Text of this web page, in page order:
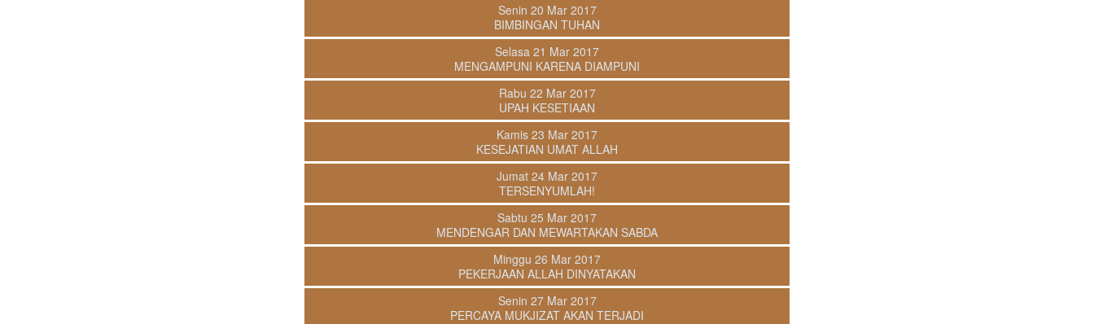
Senin 20 Mar 2017
BIMBINGAN TUHAN
Selasa 21 Mar 2017
MENGAMPUNI KARENA DIAMPUNI
Rabu 22 Mar 2017
UPAH KESETIAAN
Kamis 23 Mar 2017
KESEJATIAN UMAT ALLAH
Jumat 24 Mar 2017
TERSENYUMLAH!
Sabtu 25 Mar 2017
MENDENGAR DAN MEWARTAKAN SABDA
Minggu 26 Mar 2017
PEKERJAAN ALLAH DINYATAKAN
Senin 27 Mar 2017
PERCAYA MUKJIZAT AKAN TERJADI